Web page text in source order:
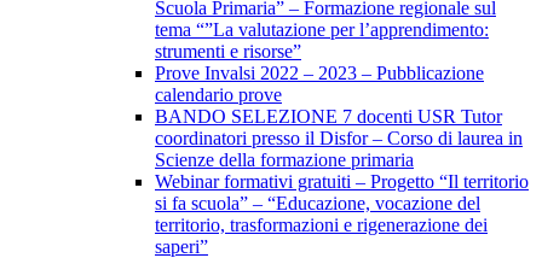
Scuola Primaria” – Formazione regionale sul
tema “”La valutazione per l’apprendimento:
strumenti e risorse”
Prove Invalsi 2022 – 2023 – Pubblicazione
calendario prove
BANDO SELEZIONE 7 docenti USR Tutor
coordinatori presso il Disfor – Corso di laurea in
Scienze della formazione primaria
Webinar formativi gratuiti – Progetto “Il territorio
si fa scuola” – “Educazione, vocazione del
territorio, trasformazioni e rigenerazione dei
saperi”